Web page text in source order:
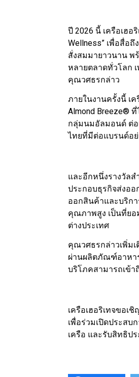
ปี 2026 นี้ เครือเฮอ
Wellness” เพื่อสื่อ
สั่งสมมายาวนาน
หลายตลาดทั่วโลก
คุณวศธรกล่าว
ภายในงานครั้งนี้ เค
Almond Breeze® ที่
กลุ่มนมอัลมอนด์ ต่อ
ไทยที่มีต่อแบรนด์อ
และอีกหนึ่งรางวัลส
ประกอบธุรกิจส่งออ
ออกสินค้าและบริก
คุณภาพสูง เป็นที่ยอ
ต่างประเทศ
คุณวศธรกล่าวเพิ่มเ
ผ่านผลิตภัณฑ์อาหาร
บริโภคสามารถเข้
เครือเฮอริเทจขอเ
เพื่อร่วมเปิดประส
เครือ และรับสิทธิป